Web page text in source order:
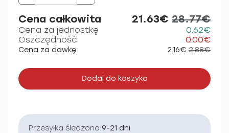
Cena całkowita 21.63€ 28.77€
Cena za jednostkę
0.62€
Oszczędność
0.00€
Cena za dawkę 2.16€ 2.88€
Dodaj do koszyka
Przesyłka śledzona:9-21 dni